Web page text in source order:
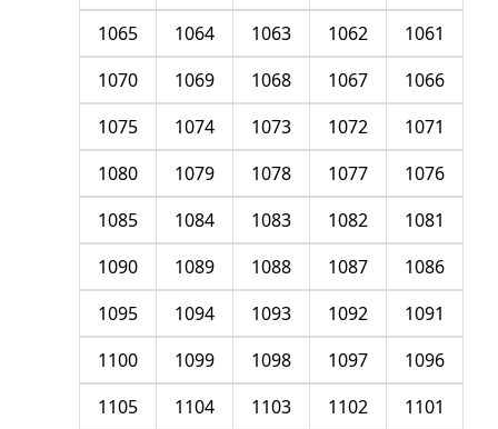
1061
1062
1063
1064
1065
1066
1067
1068
1069
1070
1071
1072
1073
1074
1075
1076
1077
1078
1079
1080
1081
1082
1083
1084
1085
1086
1087
1088
1089
1090
1091
1092
1093
1094
1095
1096
1097
1098
1099
1100
1101
1102
1103
1104
1105